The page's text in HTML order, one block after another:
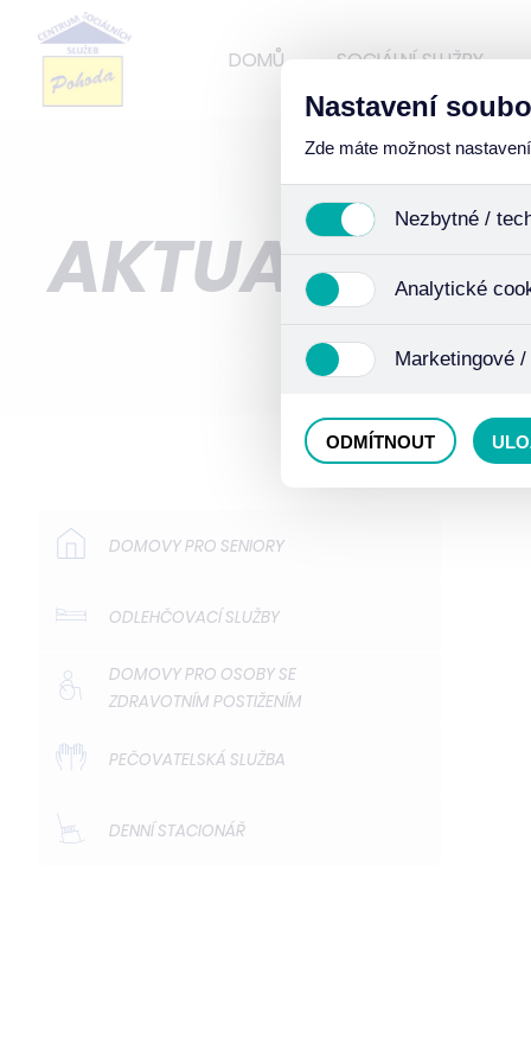
DOMŮ SOCIÁLNÍ SLUŽBY
AKTUALITY
DOMOVY PRO SENIORY
ODLEHČOVACÍ SLUŽBY
DOMOVY PRO OSOBY SE
ZDRAVOTNÍM POSTIŽENÍM
PEČOVATELSKÁ SLUŽBA
DENNÍ STACIONÁŘ
Nastavení
Zde máte možnost
Nezbytné /
funkcí. Používají se mimo
Analytické
anonymizaci se jižMarketingové
ODMÍTNOUT